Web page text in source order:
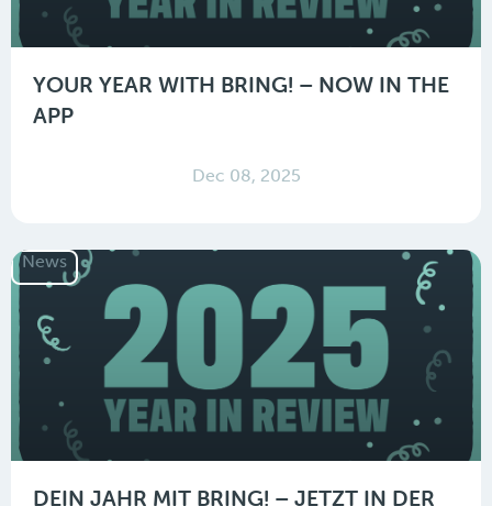
YOUR YEAR WITH BRING! – NOW IN THE
APP
Dec 08, 2025
News
DEIN JAHR MIT BRING! – JETZT IN DER